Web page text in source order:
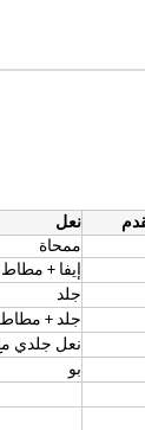
نعل
ممحاة
إيفا + مطاط
جلد
جلد + مطاط
نعل جلدي
بو